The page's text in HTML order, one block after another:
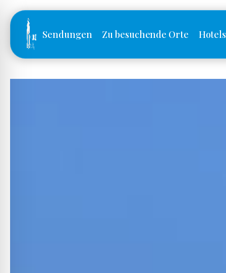
Sendungen Zu besuchende Orte Hotels